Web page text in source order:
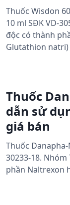
Thuốc Wisdon
10 ml SĐK VD-
độc có thành
Glutathion natri)
Thuốc
dẫn sử
giá bán
Thuốc
30233-18.
phần Naltrexon